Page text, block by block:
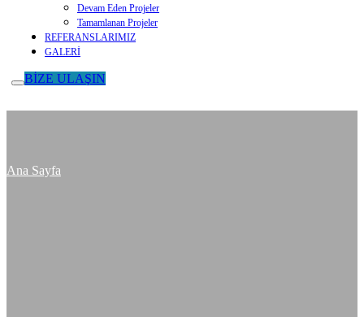
Devam Eden Projeler
Tamamlanan Projeler
REFERANSLARIMIZ
GALERİ
BİZE ULAŞIN
Ana Sayfa